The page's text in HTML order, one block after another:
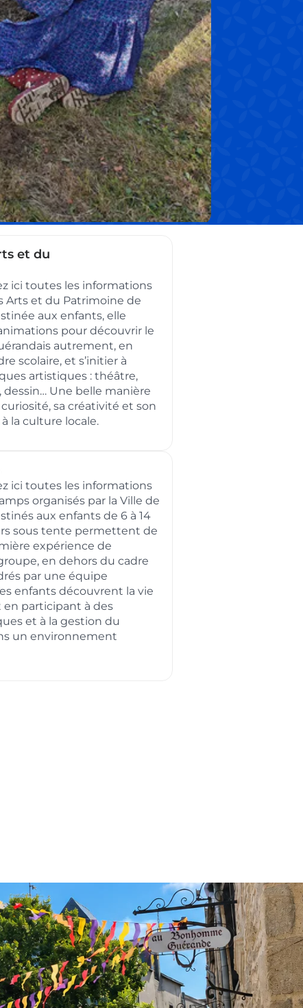
et du
ici toutes les informations
Arts et du Patrimoine de
aux enfants, elle
pour découvrir le
autrement, en
scolaire, et s’initier à
artistiques : théâtre,
dessin… Une belle manière
sa créativité et son
la culture locale.
ici toutes les informations
organisés par la Ville de
aux enfants de 6 à 14
sous tente permettent de
expérience de
en dehors du cadre
par une équipe
enfants découvrent la vie
participant à des
et à la gestion du
un environnement